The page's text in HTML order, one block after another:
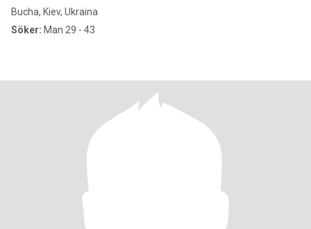
Bucha, Kiev, Ukraina
Söker: Man 29 - 43